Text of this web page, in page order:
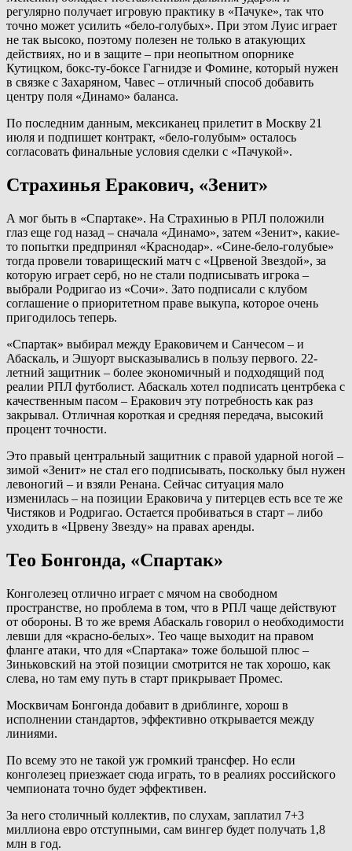
регулярно получает игровую практику в «Пачуке», так что
точно может усилить «бело-голубых». При этом Луис играет
не так высоко, поэтому полезен не только в атакующих
действиях, но и в защите – при неопытном опорнике
Кутицком, бокс-ту-боксе Гагнидзе и Фомине, который нужен
в связке с Захаряном, Чавес – отличный способ добавить
центру поля «Динамо» баланса.
По последним данным, мексиканец прилетит в Москву 21
июля и подпишет контракт, «бело-голубым» осталось
согласовать финальные условия сделки с «Пачукой».
Страхинья Еракович, «Зенит»
А мог быть в «Спартаке». На Страхинью в РПЛ положили
глаз еще год назад – сначала «Динамо», затем «Зенит», какие-
то попытки предпринял «Краснодар». «Сине-бело-голубые»
тогда провели товарищеский матч с «Црвеной Звездой», за
которую играет серб, но не стали подписывать игрока –
выбрали Родригао из «Сочи». Зато подписали с клубом
соглашение о приоритетном праве выкупа, которое очень
пригодилось теперь.
«Спартак» выбирал между Ераковичем и Санчесом – и
Абаскаль, и Эшуорт высказывались в пользу первого. 22-
летний защитник – более экономичный и подходящий под
реалии РПЛ футболист. Абаскаль хотел подписать центрбека с
качественным пасом – Еракович эту потребность как раз
закрывал. Отличная короткая и средняя передача, высокий
процент точности.
Это правый центральный защитник с правой ударной ногой –
зимой «Зенит» не стал его подписывать, поскольку был нужен
левоногий – и взяли Ренана. Сейчас ситуация мало
изменилась – на позиции Ераковича у питерцев есть все те же
Чистяков и Родригао. Остается пробиваться в старт – либо
уходить в «Црвену Звезду» на правах аренды.
Тео Бонгонда, «Спартак»
Конголезец отлично играет с мячом на свободном
пространстве, но проблема в том, что в РПЛ чаще действуют
от обороны. В то же время Абаскаль говорил о необходимости
левши для «красно-белых». Тео чаще выходит на правом
фланге атаки, что для «Спартака» тоже большой плюс –
Зиньковский на этой позиции смотрится не так хорошо, как
слева, но там ему путь в старт прикрывает Промес.
Москвичам Бонгонда добавит в дриблинге, хорош в
исполнении стандартов, эффективно открывается между
линиями.
По всему это не такой уж громкий трансфер. Но если
конголезец приезжает сюда играть, то в реалиях российского
чемпионата точно будет эффективен.
За него столичный коллектив, по слухам, заплатил 7+3
миллиона евро отступными, сам вингер будет получать 1,8
млн в год.